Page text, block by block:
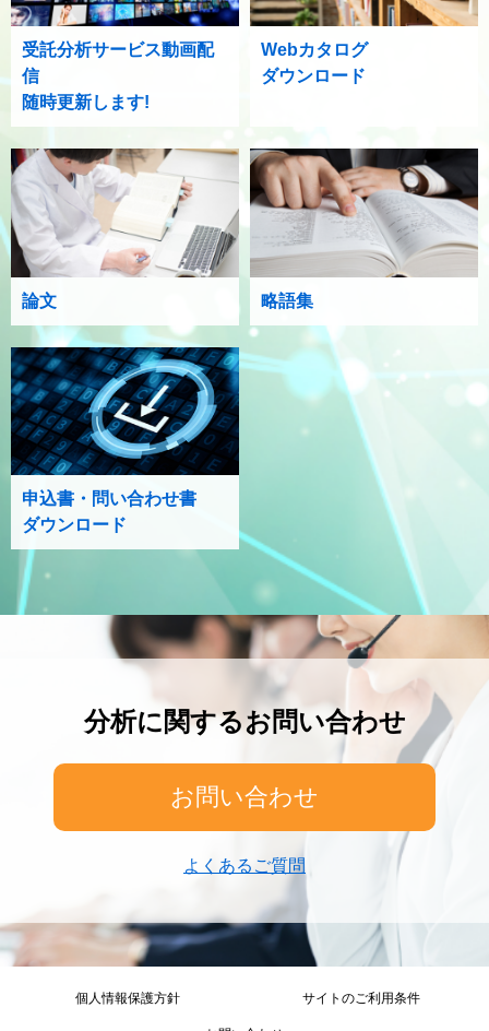
受託分析サービス動画配
信
随時更新します!
Webカタログ
ダウンロード
論文 略語集
申込書・問い合わせ書
ダウンロード
分析に関するお問い合わせ
お問い合わせ
よくあるご質問
個人情報保護方針 サイトのご利用条件